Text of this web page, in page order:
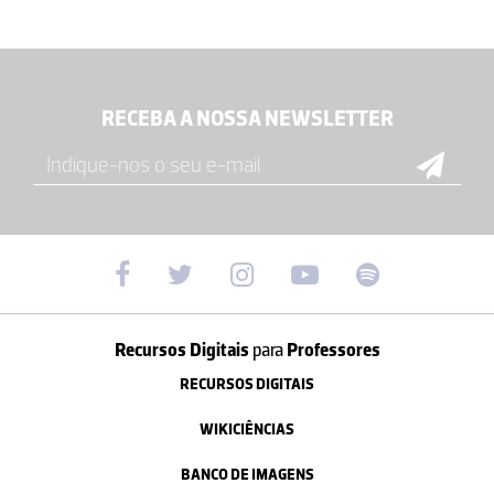
RECEBA A NOSSA NEWSLETTER
Recursos Digitais paraProfessores
RECURSOS DIGITAIS
WIKICIÊNCIAS
BANCO DE IMAGENS